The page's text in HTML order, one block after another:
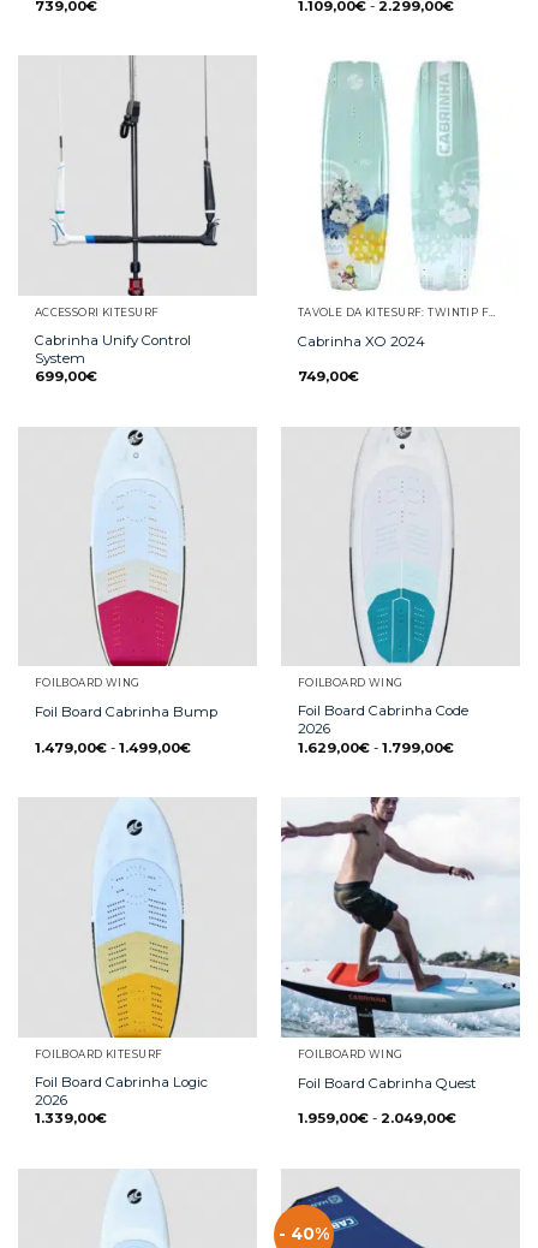
739,00€
1.109,00€ - 2.299,00€
ACCESSORI KITESURF
Cabrinha Unify Control
System
699,00€
Cabrinha XO 2024
749,00€
FOILBOARD WING
Foil Board Cabrinha Bump
1.479,00€ - 1.499,00€
FOILBOARD WING
Foil Board Cabrinha Code
2026
1.629,00€ - 1.799,00€
FOILBOARD KITESURF
Foil Board Cabrinha Logic
2026
1.339,00€
FOILBOARD WING
Foil Board Cabrinha Quest
1.959,00€ - 2.049,00€
- 40%